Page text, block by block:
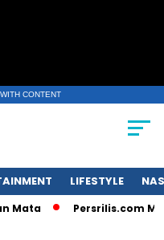
CONTENT
LIFESTYLE
Persrilis.com